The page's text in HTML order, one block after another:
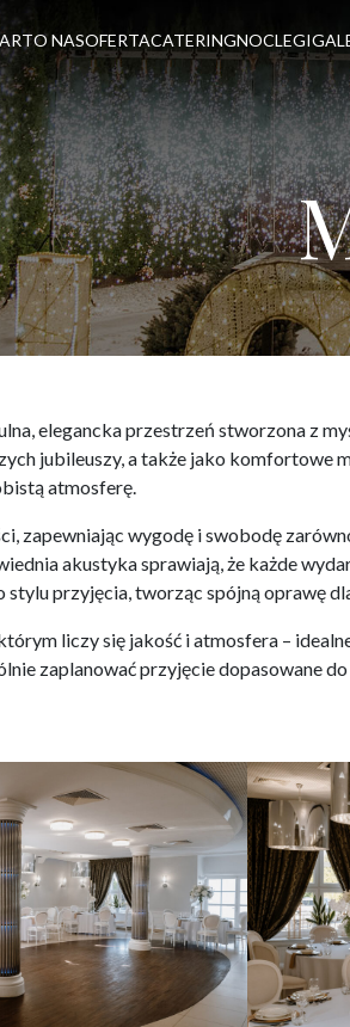
O NASOFERTACATERINGNOCLEGI
elegancka przestrzeń stworzona z
jubileuszy, a także jako komfortowe
atmosferę.
zapewniając wygodę i swobodę
akustyka sprawiają, że każde
stylu przyjęcia, tworząc spójną oprawę
liczy się jakość i atmosfera –
zaplanować przyjęcie dopasowane